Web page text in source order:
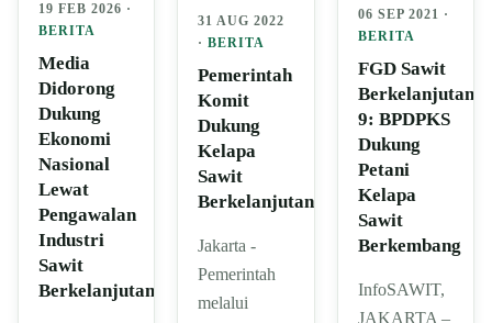
19 FEB 2026 ·
BERITA
Media
Didorong
Dukung
Ekonomi
Nasional
Lewat
Pengawalan
Industri
Sawit
Berkelanjutan
31 AUG 2022
·BERITA
Pemerintah
Komit
Dukung
Kelapa
Sawit
Berkelanjutan
Jakarta -
Pemerintah
melalui
06 SEP 2021 ·
BERITA
FGD Sawit
Berkelanjutan
9: BPDPKS
Dukung
Petani
Kelapa
Sawit
Berkembang
InfoSAWIT,
JAKARTA –